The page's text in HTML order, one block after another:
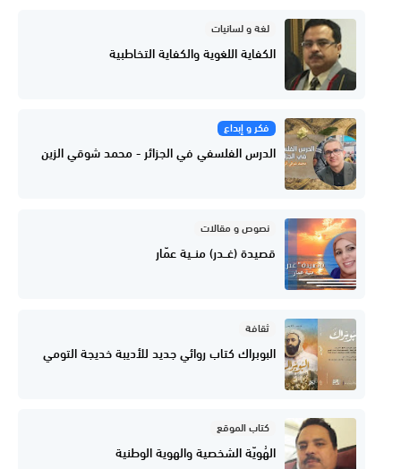
لغة و لسانيات
الكفاية اللغوية والكفاية التخاطبية
فكر و إبداع
الدرس الفلسفي في الجزائر - محمد شوقي الزين
نصوص و مقالات
قصيدة (غــدر) منــية عمّار
ثقافة
البوبراك كتاب روائي جديد للأديبة خديجة التومي
كتاب الموقع
الهُويّة الشخصية والهوية الوطنية